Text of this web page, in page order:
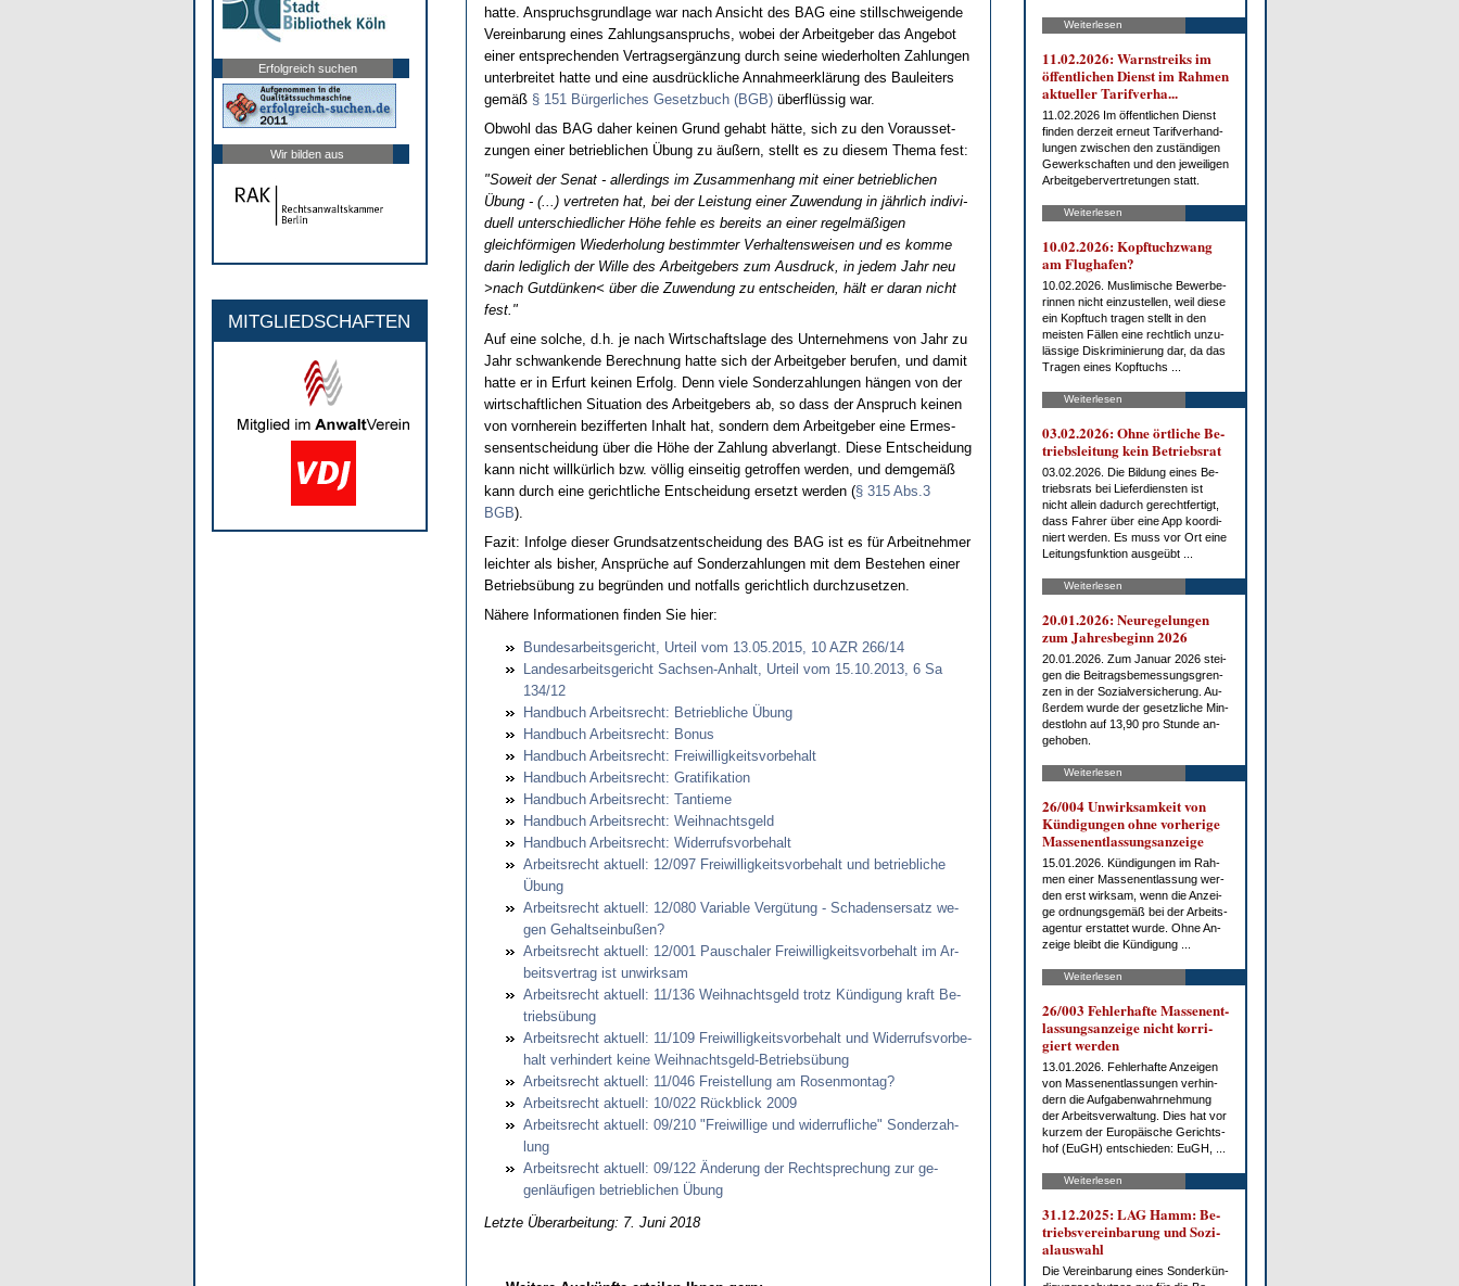
Erfolgreich suchen
Wir bilden aus
MITGLIEDSCHAFTEN
hat­te. An­spruchs­grund­la­ge war nach An­sicht des BAG ei­ne still­schwei­gen­de
Ver­ein­ba­rung ei­nes Zah­lungs­an­spruchs, wo­bei der Ar­beit­ge­ber das An­ge­bot
ei­ner ent­spre­chen­den Ver­trags­ergänzung durch sei­ne wie­der­hol­ten Zah­lun­gen
un­ter­brei­tet hat­te und ei­ne aus­drück­li­che An­nah­me­erklärung des Bau­lei­ters
gemäß § 151 Bürger­li­ches Ge­setz­buch (BGB)überflüssig war.
Ob­wohl das BAG da­her kei­nen Grund ge­habt hätte, sich zu den Vor­aus­set­
zun­gen ei­ner be­trieb­li­chen Übung zu äußern, stellt es zu die­sem The­ma fest:
"So­weit der Se­nat - al­ler­dings im Zu­sam­men­hang mit ei­ner be­trieb­li­chen
Übung - (...) ver­tre­ten hat, bei der Leis­tung ei­ner Zu­wen­dung in jähr­lich in­di­vi­
du­ell un­ter­schied­li­cher Höhe feh­le es be­reits an ei­ner re­gelmäßigen
gleichförmi­gen Wie­der­ho­lung be­stimm­ter Ver­hal­tens­wei­sen und es kom­me
dar­in le­dig­lich der Wil­le des Ar­beit­ge­bers zum Aus­druck, in je­dem Jahr neu
>nach Gutdünken< über die Zu­wen­dung zu ent­schei­den, hält er dar­an nicht
fest."
Auf ei­ne sol­che, d.h. je nach Wirt­schafts­la­ge des Un­ter­neh­mens von Jahr zu
Jahr schwan­ken­de Be­rech­nung hat­te sich der Ar­beit­ge­ber be­ru­fen, und da­mit
hat­te er in Er­furt kei­nen Er­folg. Denn vie­le Son­der­zah­lun­gen hängen von der
wirt­schaft­li­chen Si­tua­ti­on des Ar­beit­ge­bers ab, so dass der An­spruch kei­nen
von vorn­her­ein be­zif­fer­ten In­halt hat, son­dern dem Ar­beit­ge­ber ei­ne Er­mes­
sens­ent­schei­dung über die Höhe der Zah­lung ab­ver­langt. Die­se Ent­schei­dung
kann nicht willkürlich bzw. völlig ein­sei­tig ge­trof­fen wer­den, und dem­gemäß
kann durch ei­ne ge­richt­li­che Ent­schei­dung er­setzt wer­den (§ 315 Abs.3
BGB).
Fa­zit: In­fol­ge die­ser Grund­satz­ent­schei­dung des BAG ist es für Ar­beit­neh­mer
leich­ter als bis­her, Ansprüche auf Son­der­zah­lun­gen mit dem Be­ste­hen ei­ner
Be­triebsübung zu be­gründen und not­falls ge­richt­lich durch­zu­set­zen.
Nähe­re In­for­ma­tio­nen fin­den Sie hier:
Bun­des­ar­beits­ge­richt, Ur­teil vom 13.05.2015, 10 AZR 266/14
Lan­des­ar­beits­ge­richt Sach­sen-An­halt, Ur­teil vom 15.10.2013, 6 Sa
134/12
Hand­buch Ar­beits­recht: Be­trieb­li­che Übung
Hand­buch Ar­beits­recht: Bo­nus
Hand­buch Ar­beits­recht: Frei­wil­lig­keits­vor­be­halt
Hand­buch Ar­beits­recht: Gra­ti­fi­ka­ti­on
Hand­buch Ar­beits­recht: Tan­tie­me
Hand­buch Ar­beits­recht: Weih­nachts­geld
Hand­buch Ar­beits­recht: Wi­der­rufs­vor­be­halt
Ar­beits­recht ak­tu­ell: 12/097 Frei­wil­lig­keits­vor­be­halt und be­trieb­li­che
Übung
Ar­beits­recht ak­tu­ell: 12/080 Va­ria­ble Vergütung - Scha­dens­er­satz we­
gen Ge­halts­ein­bußen?
Ar­beits­recht ak­tu­ell: 12/001 Pau­scha­ler Frei­wil­lig­keits­vor­be­halt im Ar­
beits­ver­trag ist un­wirk­sam
Ar­beits­recht ak­tu­ell: 11/136 Weih­nachts­geld trotz Kündi­gung kraft Be­
triebsübung
Ar­beits­recht ak­tu­ell: 11/109 Frei­wil­lig­keits­vor­be­halt und Wi­der­rufs­vor­be­
halt ver­hin­dert kei­ne Weih­nachts­geld-Be­triebsübung
Ar­beits­recht ak­tu­ell: 11/046 Frei­stel­lung am Ro­sen­mon­tag?
Ar­beits­recht ak­tu­ell: 10/022 Rück­blick 2009
Ar­beits­recht ak­tu­ell: 09/210 "Frei­wil­li­ge und wi­der­ruf­li­che" Son­der­zah­
lung
Ar­beits­recht ak­tu­ell: 09/122 Ände­rung der Recht­spre­chung zur ge­
genläufi­gen be­trieb­li­chen Übung
Letzte Überarbeitung: 7. Juni 2018
Weiterlesen
11.02.2026: Warn­streiks im
öf­fent­li­chen Dienst im Rah­men
ak­tu­el­ler Ta­rif­ver­ha...
11.02.2026 Im öf­fent­li­chen Dienst
fin­den der­zeit er­neut Ta­rif­ver­hand­
lun­gen zwi­schen den zu­stän­di­gen
Ge­werk­schaf­ten und den je­wei­li­gen
Ar­beit­ge­ber­ver­tre­tun­gen statt.
Weiterlesen
10.02.2026: Kopf­tuch­zwang
am Flug­ha­fen?
10.02.2026. Mus­li­mi­sche Be­wer­be­
rin­nen nicht ein­zu­stel­len, weil die­se
ein Kopf­tuch tra­gen stellt in den
meis­ten Fäl­len ei­ne recht­lich un­zu­
läs­si­ge Dis­kri­mi­nie­rung dar, da das
Tra­gen ei­nes Kopf­tuchs ...
Weiterlesen
03.02.2026: Oh­ne ört­li­che Be­
triebs­lei­tung kein Be­triebs­rat
03.02.2026. Die Bil­dung ei­nes Be­
triebs­rats bei Lie­fer­diens­ten ist
nicht al­lein da­durch ge­recht­fer­tigt,
dass Fah­rer über ei­ne App ko­or­di­
niert wer­den. Es muss vor Ort ei­ne
Lei­tungs­funk­ti­on aus­ge­übt ...
Weiterlesen
20.01.2026: Neu­re­ge­lun­gen
zum Jah­res­be­ginn 2026
20.01.2026. Zum Ja­nu­ar 2026 stei­
gen die Bei­trags­be­mes­sungs­gren­
zen in der So­zi­al­ver­si­che­rung. Au­
ßer­dem wur­de der ge­setz­li­che Min­
dest­lohn auf 13,90 pro St­un­de an­
ge­ho­ben.
Weiterlesen
26/004 Un­wirk­sam­keit von
Kün­di­gun­gen oh­ne vor­he­ri­ge
Mas­sen­ent­las­sungs­an­zei­ge
15.01.2026. Kün­di­gun­gen im Rah­
men ei­ner Mas­sen­ent­las­sung wer­
den erst wirk­sam, wenn die An­zei­
ge ord­nungs­ge­mäß bei der Ar­beits­
agen­tur er­stat­tet wur­de. Oh­ne An­
zei­ge bleibt die Kün­di­gung ...
Weiterlesen
26/003 Feh­ler­haf­te Mas­sen­ent­
las­sungs­an­zei­ge nicht kor­ri­
giert wer­den
13.01.2026. Feh­ler­haf­te An­zei­gen
von Mas­sen­ent­las­sun­gen ver­hin­
dern die Auf­ga­ben­wahr­neh­mung
der Ar­beits­ver­wal­tung. Dies hat vor
kur­zem der Eu­ro­päi­sche Ge­richts­
hof (EuGH) ent­schie­den: EuGH, ...
Weiterlesen
31.12.2025: LAG Hamm: Be­
triebs­ver­ein­ba­rung und So­zi­
al­aus­wahl
Die Ver­ein­ba­rung ei­nes Son­der­kün­